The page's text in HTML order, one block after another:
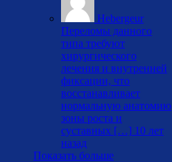
Hebergeur
Переломы данного
типа требуют
хирургического
лечения и внутренней
фиксации, что
восстанавливает
нормальную анатомию
зоны роста и
суставных […] 10 лет
назад
Показать больше